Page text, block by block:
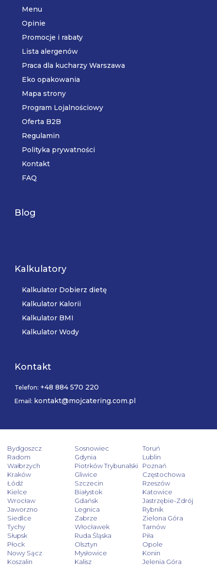
Menu
Opinie
Promocje i rabaty
Lista alergenów
Praca dla kucharzy Warszawa
Eko opakowania
Mapa strony
Program Lojalnościowy
Oferta B2B
Regulamin
Polityka prywatności
Kontakt
FAQ
Blog
Kalkulatory
Kalkulator Dobierz dietę
Kalkulator Kalorii
Kalkulator BMI
Kalkulator Wody
Kontakt
Telefon: +48 884 570 220
Email: kontakt@mojcatering.com.pl
Bydgoszcz Sosnowiec
Toruń
Radom
Gdynia
Lublin
Wałbrzych
Piotrków Trybunalski
Poznań
Kraków
Gliwice
Częstochowa
Łódź
Szczecin
Rzeszów
Kielce
Białystok
Katowice
Wrocław
Gdańsk
Jastrzębie-Zdrój
Jaworzno
Legnica
Rybnik
Siedlce
Zabrze
Zielona Góra
Tychy
Włocławek
Tarnów
Słupsk
Ruda Śląska
Piła
Płock
Olsztyn
Opole
Nowy Sącz
Mysłowice
Konin
Koszalin
Kalisz Jelenia Góra